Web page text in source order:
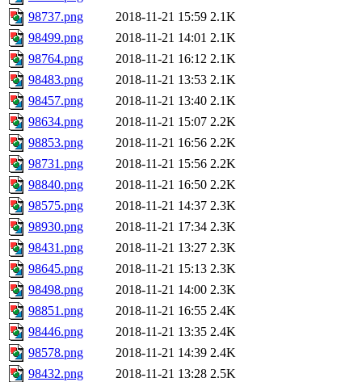
98737.png
2018-11-21 15:59 2.1K
98499.png
2018-11-21 14:01 2.1K
98764.png
2018-11-21 16:12 2.1K
98483.png
2018-11-21 13:53 2.1K
98457.png
2018-11-21 13:40 2.1K
98634.png
2018-11-21 15:07 2.2K
98853.png
2018-11-21 16:56 2.2K
98731.png
2018-11-21 15:56 2.2K
98840.png
2018-11-21 16:50 2.2K
98575.png
2018-11-21 14:37 2.3K
98930.png
2018-11-21 17:34 2.3K
98431.png
2018-11-21 13:27 2.3K
98645.png
2018-11-21 15:13 2.3K
98498.png
2018-11-21 14:00 2.3K
98851.png
2018-11-21 16:55 2.4K
98446.png
2018-11-21 13:35 2.4K
98578.png
2018-11-21 14:39 2.4K
98432.png
2018-11-21 13:28 2.5K